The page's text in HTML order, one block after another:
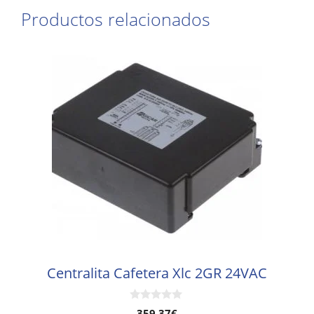
Productos relacionados
Centralita Cafetera Xlc 2GR 24VAC